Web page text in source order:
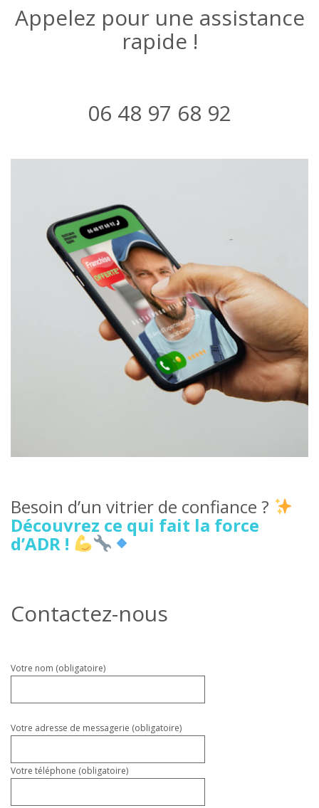
Appelez pour une assistance
rapide !
06 48 97 68 92
Besoin d’un vitrier de confiance ?
Découvrez ce qui fait la force
d’ADR !
Contactez-nous
Veuillez
vide.
Votre nom (obligatoire)
Votre adresse de messagerie (obligatoire)
Votre téléphone (obligatoire)